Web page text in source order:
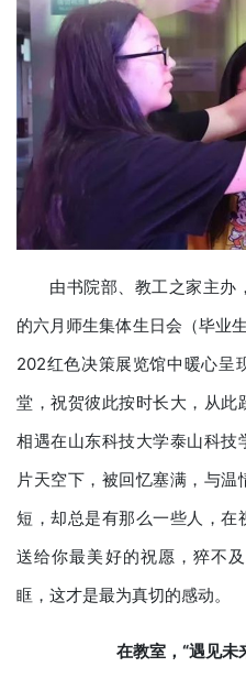
由书院部、教工之家主办
的六月师生集体生日会（毕业
202红色决策展览馆中暖心呈
堂，祝贺彼此按时长大，从此
相遇在山东科技大学泰山科技
片天空下，被回忆塞满，与
短，却总是有那么一些人，在
送给你最美好的祝愿，猝不
眶，这才是最为真切的感动。
在教室， “遇见未